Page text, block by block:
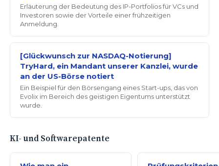
Erläuterung der Bedeutung des IP-Portfolios für VCs und
Investoren sowie der Vorteile einer frühzeitigen
Anmeldung.
[Glückwunsch zur NASDAQ-Notierung]
TryHard, ein Mandant unserer Kanzlei, wurde
an der US-Börse notiert
Ein Beispiel für den Börsengang eines Start-ups, das von
Evolix im Bereich des geistigen Eigentums unterstützt
wurde.
KI- und Softwarepatente